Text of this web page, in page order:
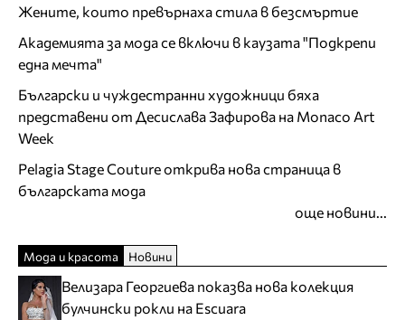
Жените, които превърнаха стила в безсмъртие
Академията за мода се включи в каузата "Подкрепи
една мечта"
Български и чуждестранни художници бяха
представени от Десислава Зафирова на Monaco Art
Week
Pelagia Stage Couture открива нова страница в
българската мода
още новини...
Мода и красота Новини
Велизара Георгиева показва нова колекция
булчински рокли на Escuara